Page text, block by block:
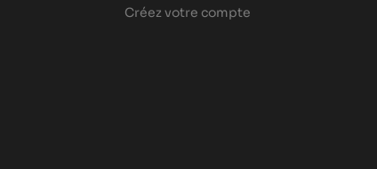
Créez votre compte